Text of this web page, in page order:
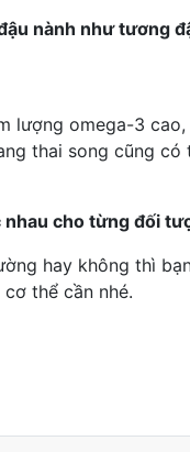
nành như tương
lượng omega-3 cao,
thai song cũng
cho từng đối
hay không thì
thể cần nhé.
trong